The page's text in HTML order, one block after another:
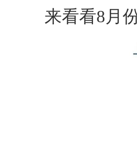
来看看8月